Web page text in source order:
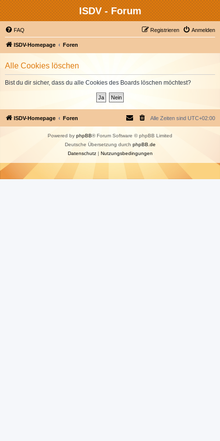
ISDV - Forum
FAQ Anmelden
Registrieren
ISDV-Homepage Foren
Alle Cookies löschen
Bist du dir sicher, dass du alle Cookies des Boards löschen möchtest?
ISDV-Homepage Foren Alle Zeiten sind UTC+02:00
Powered by phpBB® Forum Software © phpBB Limited
Deutsche Übersetzung durch phpBB.de
Datenschutz| Nutzungsbedingungen